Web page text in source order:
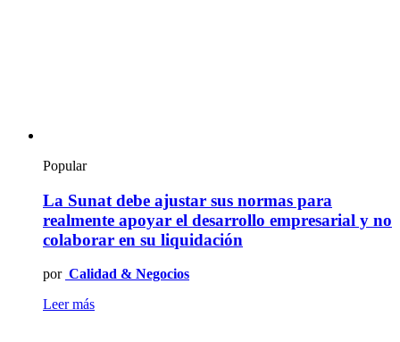
Popular
La Sunat debe ajustar sus normas para
realmente apoyar el desarrollo empresarial y no
colaborar en su liquidación
por Calidad & Negocios
Leer más